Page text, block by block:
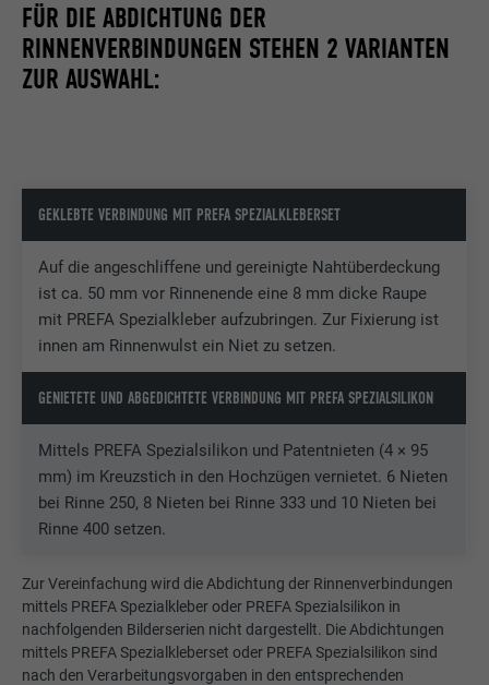
FÜR DIE ABDICHTUNG DER
RINNENVERBINDUNGEN STEHEN 2 VARIANTEN
ZUR AUSWAHL:
GEKLEBTE VERBINDUNG MIT PREFA SPEZIALKLEBERSET
Auf die angeschliffene und gereinigte Nahtüberdeckung
ist ca. 50 mm vor Rinnenende eine 8 mm dicke Raupe
mit PREFA Spezialkleber aufzubringen. Zur Fixierung ist
innen am Rinnenwulst ein Niet zu setzen.
GENIETETE UND ABGEDICHTETE VERBINDUNG MIT PREFA SPEZIALSILIKON
Mittels PREFA Spezialsilikon und Patentnieten (4 × 95
mm) im Kreuzstich in den Hochzügen vernietet. 6 Nieten
bei Rinne 250, 8 Nieten bei Rinne 333 und 10 Nieten bei
Rinne 400 setzen.
Zur Vereinfachung wird die Abdichtung der Rinnenverbindungen
mittels PREFA Spezialkleber oder PREFA Spezialsilikon in
nachfolgenden Bilderserien nicht dargestellt. Die Abdichtungen
mittels PREFA Spezialkleberset oder PREFA Spezialsilikon sind
nach den Verarbeitungsvorgaben in den entsprechenden